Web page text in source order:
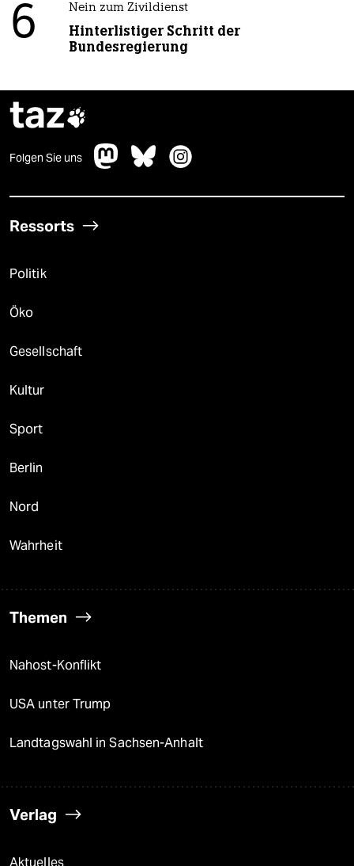
6 Nein zum Zivildienst
Hinterlistiger Schritt der
Bundesregierung
taz
Folgen Sie uns
Ressorts
Politik
Öko
Gesellschaft
Kultur
Sport
Berlin
Nord
Wahrheit
Themen
Nahost-Konflikt
USA unter Trump
Landtagswahl in Sachsen-Anhalt
Verlag
Aktuelles